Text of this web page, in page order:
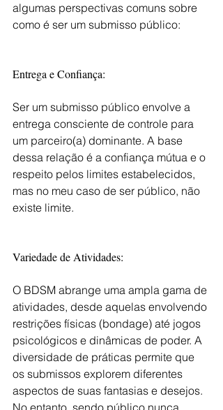
algumas perspectivas comuns sobre
como é ser um submisso público:
Entrega e Confiança:
Ser um submisso público envolve a
entrega consciente de controle para
um parceiro(a) dominante. A base
dessa relação é a confiança mútua e o
respeito pelos limites estabelecidos,
mas no meu caso de ser público, não
existe limite.
Variedade de Atividades:
O BDSM abrange uma ampla gama de
atividades, desde aquelas envolvendo
restrições físicas (bondage) até jogos
psicológicos e dinâmicas de poder. A
diversidade de práticas permite que
os submissos explorem diferentes
aspectos de suas fantasias e desejos.
No entanto, sendo público nunca